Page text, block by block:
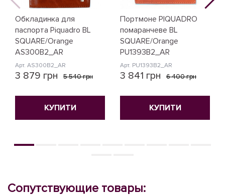
Обкладинка для
паспорта Piquadro BL
SQUARE/Orange
AS300B2_AR
Арт. AS300B2_AR
3 879 грн 5 540 грн
КУПИТИ
Портмоне PIQUADRO
помаранчеве BL
SQUARE/Orange
PU1393B2_AR
Арт. PU1393B2_AR
3 841 грн 6 400 грн
КУПИТИ
Сопутствующие товары: